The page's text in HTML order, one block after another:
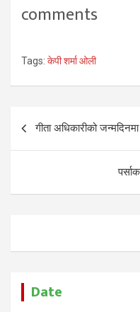
comments
Tags: केपी शर्मा ओली
Post
navigation
गीता अधिकारीको
Date